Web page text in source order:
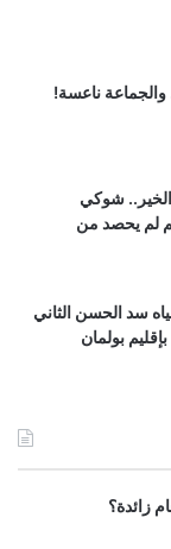
ناعسة!
شوكي
لم يحصد من
سد الحسن الثاني
بولمان
زائدة؟